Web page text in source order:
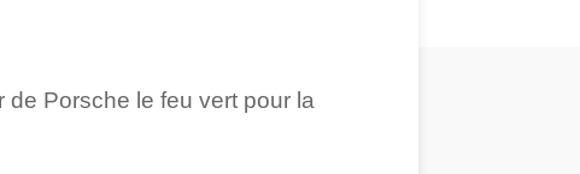
Porsche le feu vert pour la